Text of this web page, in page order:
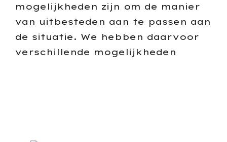
mogelijkheden zijn om de manier
van uitbesteden aan te passen aan
de situatie. We hebben daarvoor
verschillende mogelijkheden